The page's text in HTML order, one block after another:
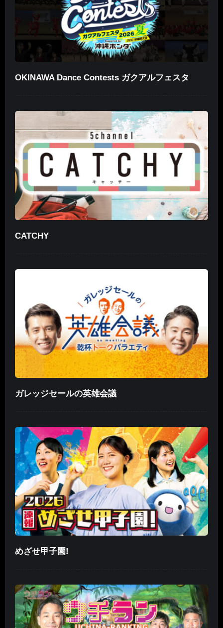
OKINAWA Dance Contests ガクアルフェスタ
CATCHY
ガレッジセールの英雄会議
めざせ甲子園!